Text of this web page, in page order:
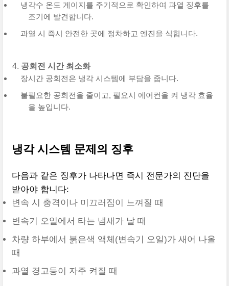
냉각수 온도 게이지를 주기적으로 확인하여 과열 징후를
조기에 발견합니다.
과열 시 즉시 안전한 곳에 정차하고 엔진을 식힙니다.
공회전 시간 최소화
장시간 공회전은 냉각 시스템에 부담을 줍니다.
불필요한 공회전을 줄이고, 필요시 에어컨을 켜 냉각 효율
을 높입니다.
냉각 시스템 문제의 징후
다음과 같은 징후가 나타나면 즉시 전문가의 진단을
받아야 합니다:
변속 시 충격이나 미끄러짐이 느껴질 때
변속기 오일에서 타는 냄새가 날 때
차량 하부에서 붉은색 액체(변속기 오일)가 새어 나올
때
과열 경고등이 자주 켜질 때